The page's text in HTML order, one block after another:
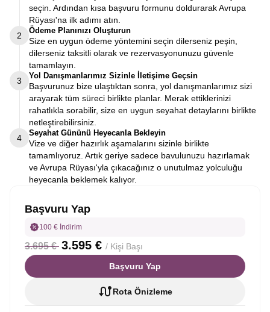
seçin. Ardından kısa başvuru formunu doldurarak Avrupa
Rüyası'na ilk adımı atın.
2
Ödeme Planınızı Oluşturun
Size en uygun ödeme yöntemini seçin dilerseniz peşin,
dilerseniz taksitli olarak ve rezervasyonunuzu güvenle
tamamlayın.
3
Yol Danışmanlarımız Sizinle İletişime Geçsin
Başvurunuz bize ulaştıktan sonra, yol danışmanlarımız sizi
arayarak tüm süreci birlikte planlar. Merak ettiklerinizi
rahatlıkla sorabilir, size en uygun seyahat detaylarını birlikte
netleştirebilirsiniz.
4
Seyahat Gününü Heyecanla Bekleyin
Vize ve diğer hazırlık aşamalarını sizinle birlikte
tamamlıyoruz. Artık geriye sadece bavulunuzu hazırlamak
ve Avrupa Rüyası'yla çıkacağınız o unutulmaz yolculuğu
heyecanla beklemek kalıyor.
Başvuru Yap
100 € İndirim
3.695 € 3.595 € / Kişi Başı
Başvuru Yap
Rota Önizleme